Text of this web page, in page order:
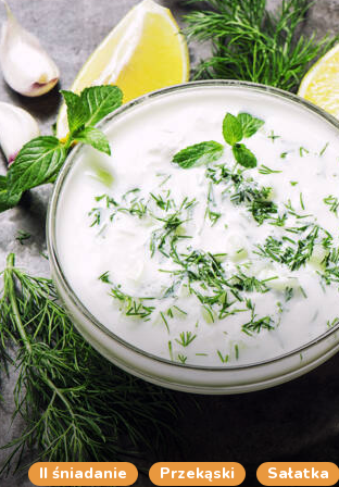
II śniadanie Przekąski Sałatka